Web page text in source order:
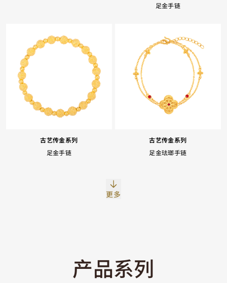
足金手链
古艺传金系列
足金手链
古艺传金系列
足金珐瑯手链
更多
产品系列